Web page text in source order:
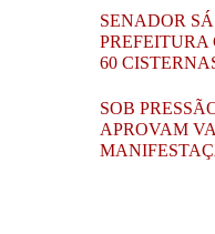
SENADOR
PREFEITURA
60
SOB
APROVAM